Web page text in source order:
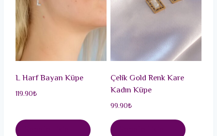
L Harf Bayan Küpe
119.90₺
Çelik Gold Renk Kare
Kadın Küpe
99.90₺